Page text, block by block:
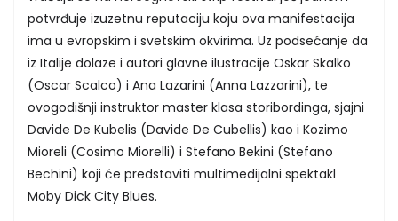
potvrđuje izuzetnu reputaciju koju ova manifestacija
ima u evropskim i svetskim okvirima. Uz podsećanje da
iz Italije dolaze i autori glavne ilustracije Oskar Skalko
(Oscar Scalco) i Ana Lazarini (Anna Lazzarini), te
ovogodišnji instruktor master klasa storibordinga, sjajni
Davide De Kubelis (Davide De Cubellis) kao i Kozimo
Mioreli (Cosimo Miorelli) i Stefano Bekini (Stefano
Bechini) koji će predstaviti multimedijalni spektakl
Moby Dick City Blues.